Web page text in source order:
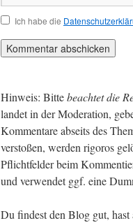
Ich habe die
Hinweis: Bittebeachtet die
landet in der Moderation,
Kommentare abseits des
verstoßen, werden rigoros
Pflichtfelder beim
und verwendet ggf. eine
Du findest den Blog gut,